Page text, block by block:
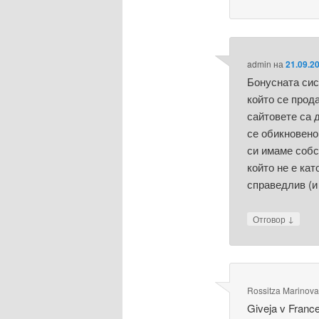
admin на
Бонусната
който се
сайтовете са
се
си имаме
който не е
справедлив
Отговор ↓
Rossitza Marinova
Giveja v